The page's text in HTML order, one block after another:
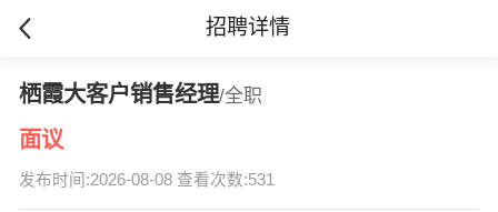
招聘详情
栖霞大客户销售经理/全职
面议
发布时间:2026-08-08 查看次数:531